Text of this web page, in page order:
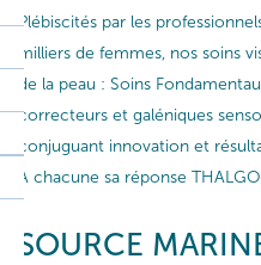
Plébiscités par les
milliers de femmes, nos soins
de la peau : Soins
correcteurs et galéniques
conjuguant innovation et
A chacune sa réponse
SOURCE